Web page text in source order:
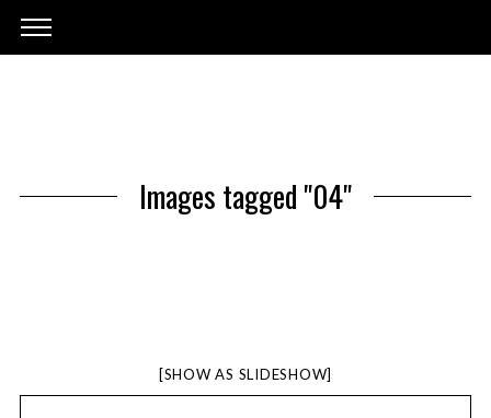
Images tagged "04"
[SHOW AS SLIDESHOW]